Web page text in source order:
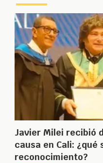
Javier Milei recibió
causa en Cali: ¿qué
reconocimiento?